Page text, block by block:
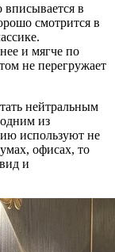
вписывается в
смотрится в
и мягче по
не перегружает
нейтральным
из
используют не
офисах, то
и